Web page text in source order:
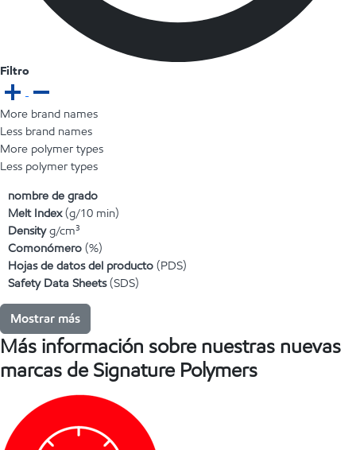
Filtro
More brand names
Less brand names
More polymer types
Less polymer types
nombre de grado
Melt Index(g/10 min)
Densityg/cm³
Comonómero (%)
Hojas de datos del producto (PDS)
Safety Data Sheets(SDS)
Mostrar más
Más información sobre nuestras nuevas
marcas de Signature Polymers